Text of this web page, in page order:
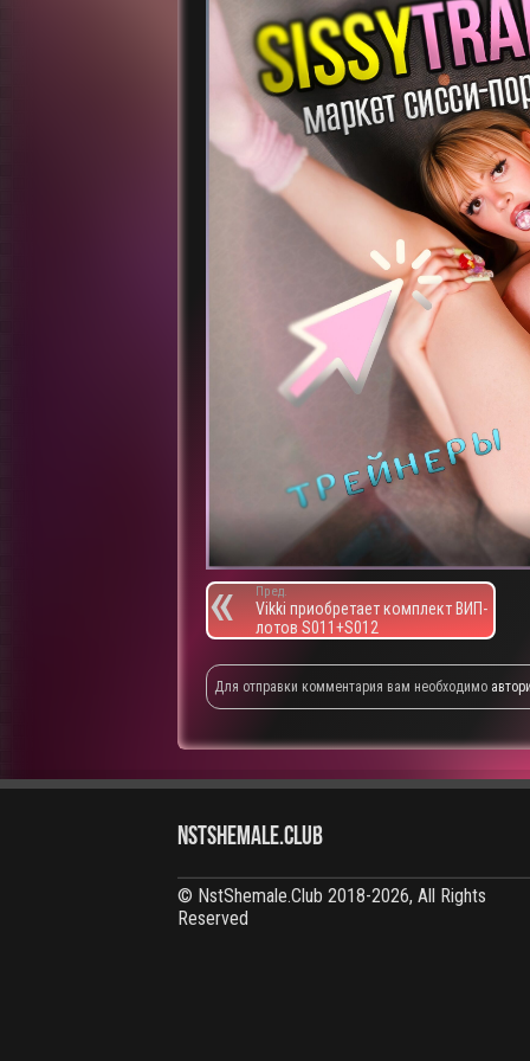
Пред.
Vikki приобретает комплект ВИП-
лотов S011+S012
Для отправки комментария вам необходимо
NstShemale.Club
© NstShemale.Club 2018-2026, All Rights
Reserved